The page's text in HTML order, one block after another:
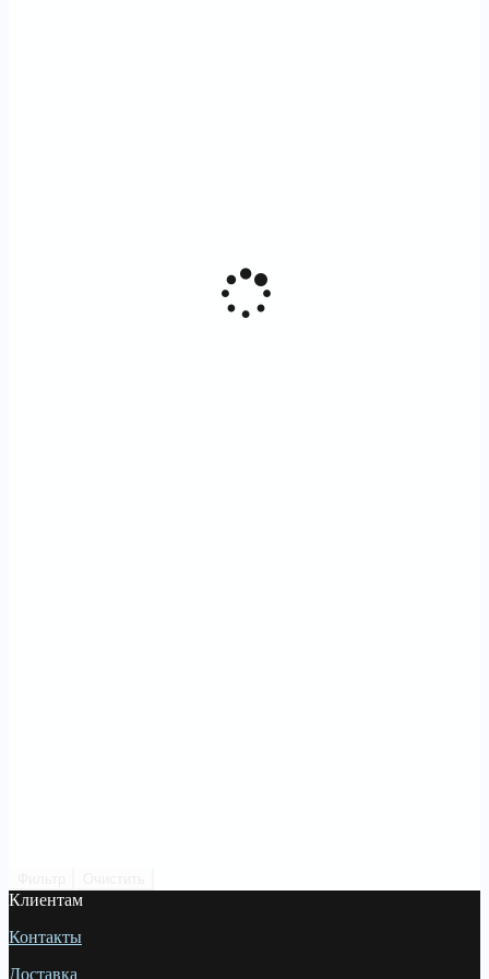
Клиентам
Контакты
Доставка